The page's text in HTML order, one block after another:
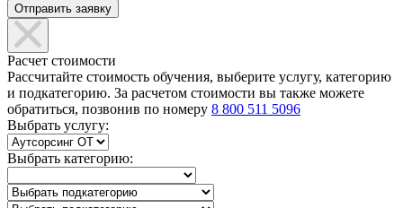
Расчет стоимости
Рассчитайте стоимость обучения, выберите услугу, категорию
и подкатегорию. За расчетом стоимости вы также можете
обратиться, позвонив по номеру 8 800 511 5096
Выбрать услугу:
Выбрать категорию: